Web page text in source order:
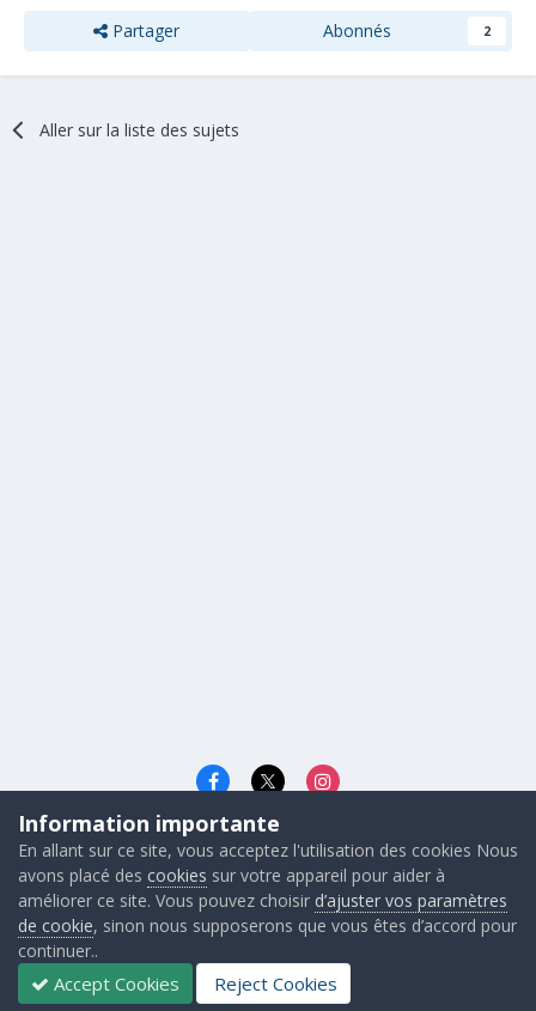
Partager Abonnés 2
Aller sur la liste des sujets
Langue Cookies
© 2026 - Gunners FRANCE
Powered by Invision Community
Information importante
En allant sur ce site, vous acceptez l'utilisation des cookies Nous
avons placé des cookies sur votre appareil pour aider à
améliorer ce site. Vous pouvez choisir d’ajuster vos paramètres
de cookie, sinon nous supposerons que vous êtes d’accord pour
continuer..
Accept Cookies Reject Cookies